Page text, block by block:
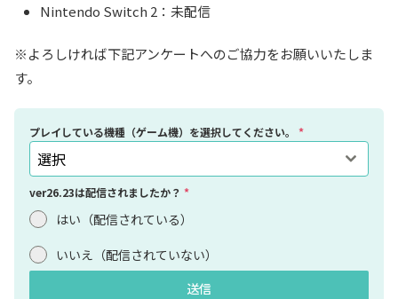
Nintendo Switch 2：未配信
※よろしければ下記アンケートへのご協力をお願いいたしま
す。
プレイしている機種（ゲーム機）を選択してください。 *
選択
ver26.23は配信されましたか？ *
はい（配信されている）
いいえ（配信されていない）
送信